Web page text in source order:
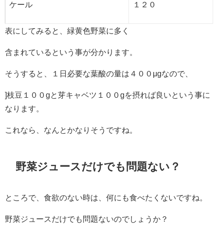
ケール １２０
表にしてみると、緑黄色野菜に多く
含まれているという事が分かります。
そうすると、１日必要な葉酸の量は４００μgなので、
]枝豆１００gと芽キャベツ１００gを摂れば良いという事に
なります。
これなら、なんとかなりそうですね。
野菜ジュースだけでも問題ない？
ところで、食欲のない時は、何にも食べたくないですね。
野菜ジュースだけでも問題ないのでしょうか？